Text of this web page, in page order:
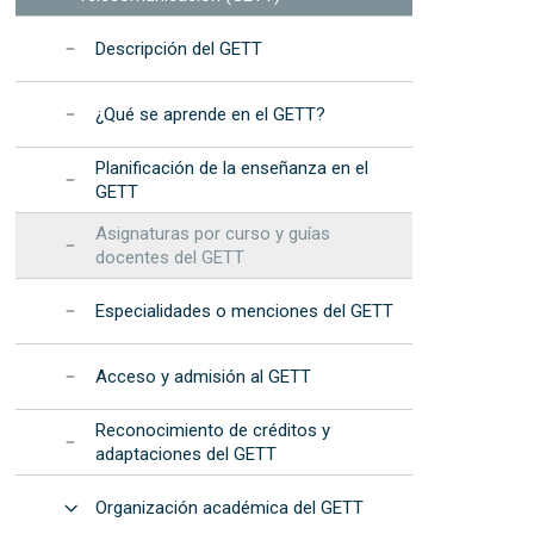
procedimientos
Resultados: informes
Programa de Desarrollo
Estratégico de la EET
Acreditación
Dispositivos de Fotónica
Integrada (2025)
STEMbach en la EET
Día Internacional de la Mujer y la Niña en las
Día Internacional de la Mujer y la Niña en la
Ciencia - "Elas Fan CienTec"
Oracle4Girls en la EET
Descripción del GETT
¿Qué se aprende en el GETT?
Planificación de la enseñanza en el
GETT
Asignaturas por curso y guías
docentes del GETT
Especialidades o menciones del GETT
Acceso y admisión al GETT
Reconocimiento de créditos y
adaptaciones del GETT
Abrir
Organización académica del GETT